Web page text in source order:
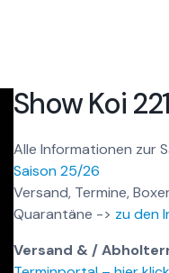
Show Koi
Alle Informationen zur
Saison 25/26
Versand, Termine,
Quarantäne -> zu den
Versand & /